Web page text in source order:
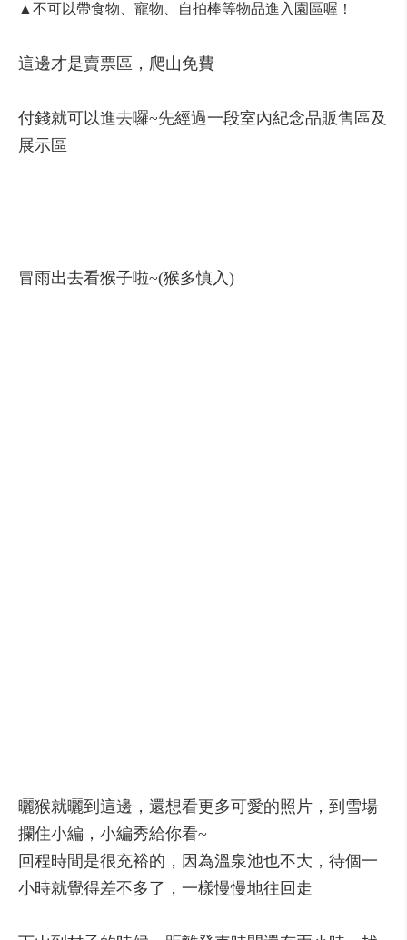
▲不可以帶食物、寵物、自拍棒等物品進入園區喔！
這邊才是賣票區，爬山免費
付錢就可以進去囉~先經過一段室內紀念品販售區及
展示區
冒雨出去看猴子啦~(猴多慎入)
曬猴就曬到這邊，還想看更多可愛的照片，到雪場
攔住小編，小編秀給你看~
回程時間是很充裕的，因為溫泉池也不大，待個一
小時就覺得差不多了，一樣慢慢地往回走